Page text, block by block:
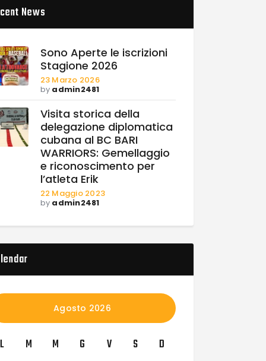
News
Sono Aperte le iscrizioni
Stagione 2026
23 Marzo 2026
by admin2481
Visita storica della
delegazione diplomatica
cubana al BC BARI
WARRIORS: Gemellaggio
e riconoscimento per
l’atleta Erik
22 Maggio 2023
by admin2481
Agosto 2026
L M M G V S D